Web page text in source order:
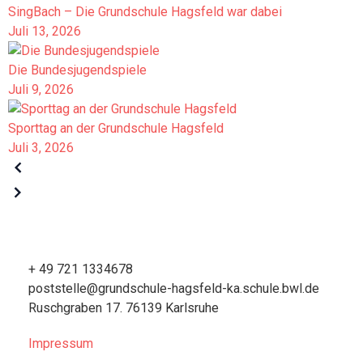
SingBach – Die Grundschule Hagsfeld war dabei
Juli 13, 2026
Die Bundesjugendspiele
Juli 9, 2026
Sporttag an der Grundschule Hagsfeld
Juli 3, 2026
+ 49 721 1334678
poststelle@grundschule-hagsfeld-ka.schule.bwl.de
Ruschgraben 17. 76139 Karlsruhe
Impressum